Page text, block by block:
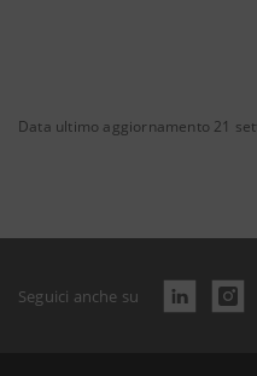
Data ultimo aggiornamento 21
Seguici anche su